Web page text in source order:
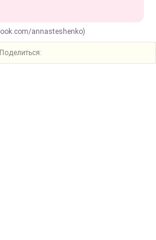
annasteshenko)
Поделиться: